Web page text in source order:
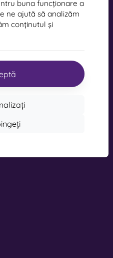
buna funcționare a
ne ajută să analizăm
conținutul și